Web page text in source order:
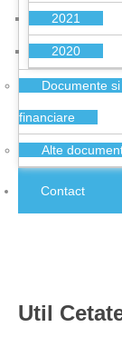
2021
2020
Documente
financiare
Alte
Contact
Util